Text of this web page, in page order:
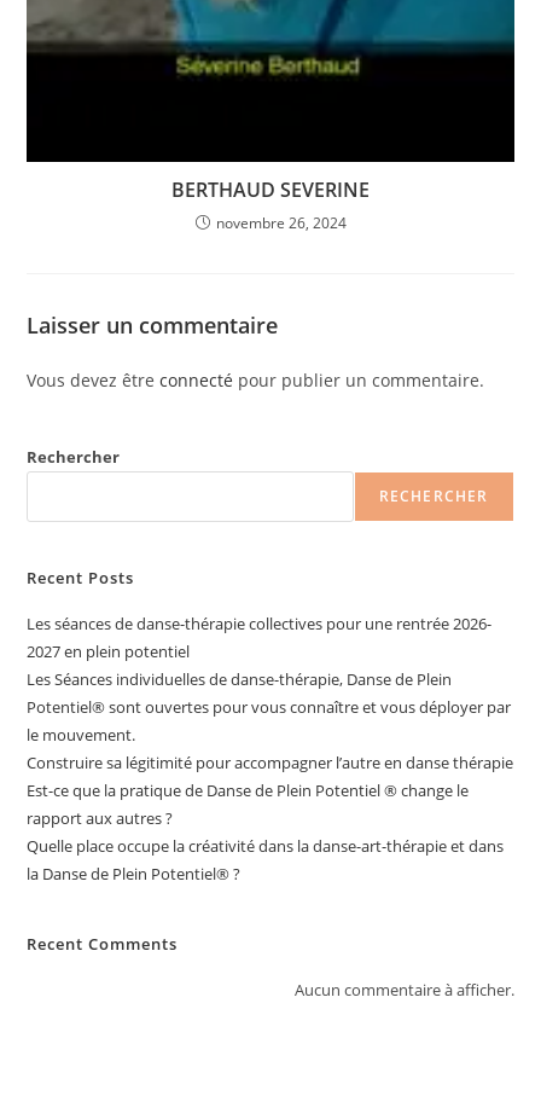
BERTHAUD SEVERINE
novembre 26, 2024
Laisser un commentaire
Vous devez êtreconnecté pour publier un commentaire.
Rechercher
RECHERCHER
Recent Posts
Les séances de danse-thérapie collectives pour une rentrée 2026-
2027 en plein potentiel
Les Séances individuelles de danse-thérapie, Danse de Plein
Potentiel®️ sont ouvertes pour vous connaître et vous déployer par
le mouvement.
Construire sa légitimité pour accompagner l’autre en danse thérapie
Est-ce que la pratique de Danse de Plein Potentiel ® change le
rapport aux autres ?
Quelle place occupe la créativité dans la danse-art-thérapie et dans
la Danse de Plein Potentiel® ?
Recent Comments
Aucun commentaire à afficher.